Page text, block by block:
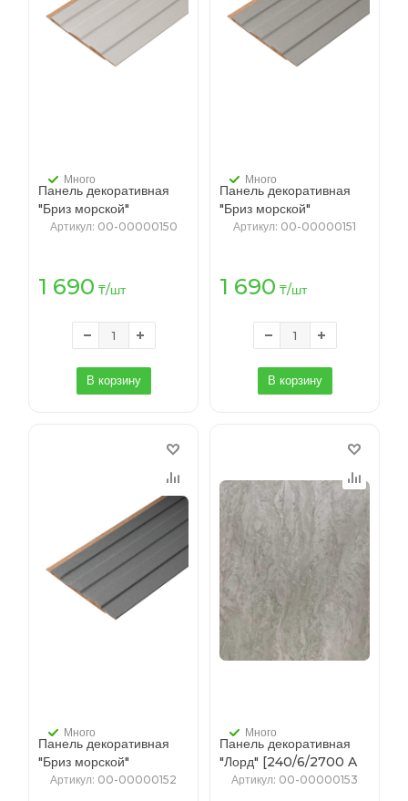
Панель декоративная
"Бриз морской"
[118/6/2700 A ПВХ
Много
Артикул: 00-00000150
1 690 ₸/шт
В корзину
Панель декоративная
"Бриз морской"
[118/6/2700 A ПВХ
Много
Артикул: 00-00000151
1 690 ₸/шт
В корзину
Панель декоративная
"Бриз морской"
[118/6/2700 A ПВХ
Много
Артикул: 00-00000152
Панель декоративная
"Лорд" [240/6/2700 A
ПВХ Агат] 2.7 м.
Много
Артикул: 00-00000153